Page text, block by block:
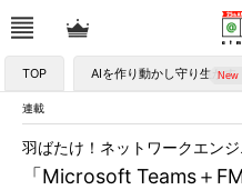
TOP AIを作り動かし守り生かす
連載
「Microsoft Teams＋
羽ばたけ！ネットワークエンジ